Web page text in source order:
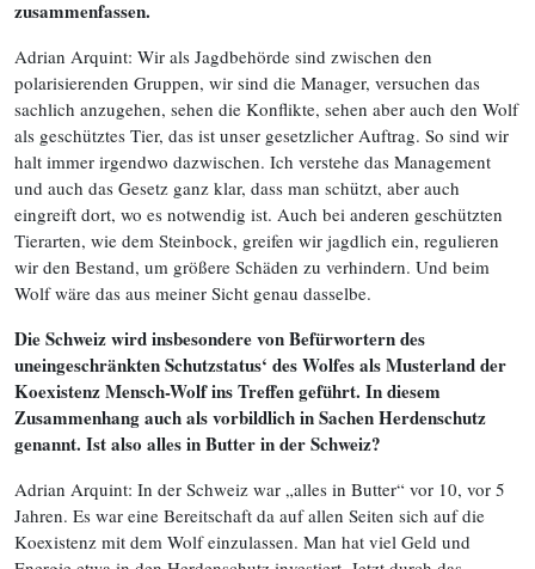
zusammenfassen.
Adrian Arquint: Wir als Jagdbehörde sind zwischen den
polarisierenden Gruppen, wir sind die Manager, versuchen das
sachlich anzugehen, sehen die Konflikte, sehen aber auch den Wolf
als geschütztes Tier, das ist unser gesetzlicher Auftrag. So sind wir
halt immer irgendwo dazwischen. Ich verstehe das Management
und auch das Gesetz ganz klar, dass man schützt, aber auch
eingreift dort, wo es notwendig ist. Auch bei anderen geschützten
Tierarten, wie dem Steinbock, greifen wir jagdlich ein, regulieren
wir den Bestand, um größere Schäden zu verhindern. Und beim
Wolf wäre das aus meiner Sicht genau dasselbe.
Die Schweiz wird insbesondere von Befürwortern des
uneingeschränkten Schutzstatus‘ des Wolfes als Musterland der
Koexistenz Mensch-Wolf ins Treffen geführt. In diesem
Zusammenhang auch als vorbildlich in Sachen Herdenschutz
genannt. Ist also alles in Butter in der Schweiz?
Adrian Arquint: In der Schweiz war „alles in Butter“ vor 10, vor 5
Jahren. Es war eine Bereitschaft da auf allen Seiten sich auf die
Koexistenz mit dem Wolf einzulassen. Man hat viel Geld und